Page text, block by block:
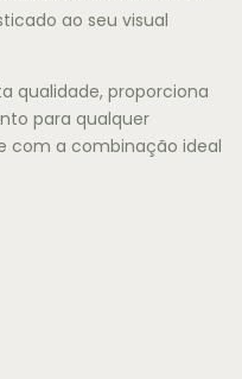
ao seu visual
qualidade, proporciona
para qualquer
com a combinação ideal